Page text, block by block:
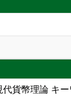
貨幣理論 キ